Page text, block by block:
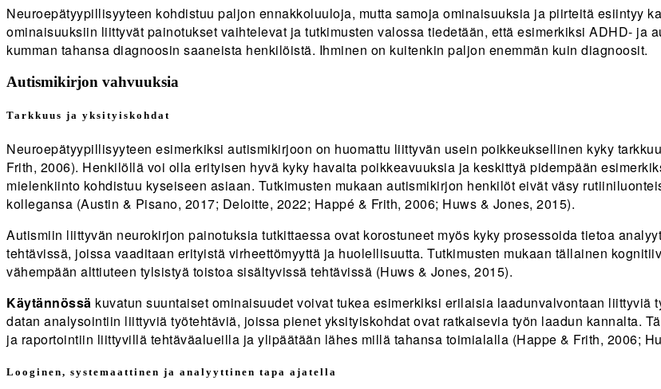
Neuroepätyypillisyyteen kohdistuu paljon ennakkoluuloja, mutta samoja ominaisuuksia ja piirteitä esiintyy
ominaisuuksiin liittyvät painotukset vaihtelevat ja tutkimusten valossa tiedetään, että esimerkiksi ADHD-
kumman tahansa diagnoosin saaneista henkilöistä. Ihminen on kuitenkin paljon enemmän kuin diagnoosit.
Autismikirjon vahvuuksia
Tarkkuus ja yksityiskohdat
Neuroepätyypillisyyteen esimerkiksi autismikirjoon on huomattu liittyvän usein poikkeuksellinen kyky
Frith, 2006). Henkilöllä voi olla erityisen hyvä kyky havaita poikkeavuuksia ja keskittyä pidempään
mielenkiinto kohdistuu kyseiseen asiaan. Tutkimusten mukaan autismikirjon henkilöt eivät väsy
kollegansa (Austin & Pisano, 2017; Deloitte, 2022; Happé & Frith, 2006; Huws & Jones, 2015).
Autismiin liittyvän neurokirjon painotuksia tutkittaessa ovat korostuneet myös kyky prosessoida tietoa
tehtävissä, joissa vaaditaan erityistä virheettömyyttä ja huolellisuutta. Tutkimusten mukaan tällainen
vähempään alttiuteen tylsistyä toistoa sisältyvissä tehtävissä (Huws & Jones, 2015).
Käytännössä kuvatun suuntaiset ominaisuudet voivat tukea esimerkiksi erilaisia laadunvalvontaan
datan analysointiin liittyviä työtehtäviä, joissa pienet yksityiskohdat ovat ratkaisevia työn laadun kannalta.
ja raportointiin liittyvillä tehtäväalueilla ja ylipäätään lähes millä tahansa toimialalla (Happe & Frith, 2006;
Looginen, systemaattinen ja analyyttinen tapa ajatella